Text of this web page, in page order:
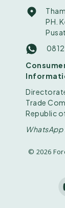
PH.
Pusat
Trade
Republic
WhatsApp
© 2026